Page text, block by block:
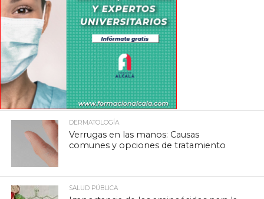
DERMATOLOGÍA
Verrugas en las manos: Causas
comunes y opciones de tratamiento
SALUD PÚBLICA